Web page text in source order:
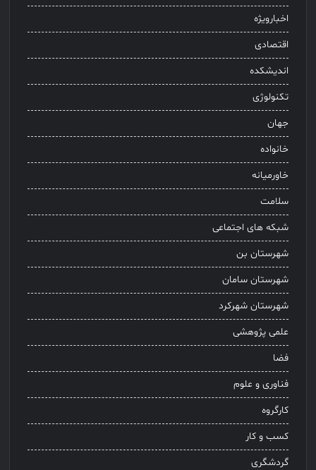
اخبارویژه
اقتصادی
اندیشکده
تکنولوژی
جهان
خانواده
خاورمیانه
سلامت
شبکه های اجتماعی
شهرستان بن
شهرستان سامان
شهرستان شهرکرد
علمی پژوهشی
فضا
فناوری و علوم
کارگروه
کسب و کار
گردشگری